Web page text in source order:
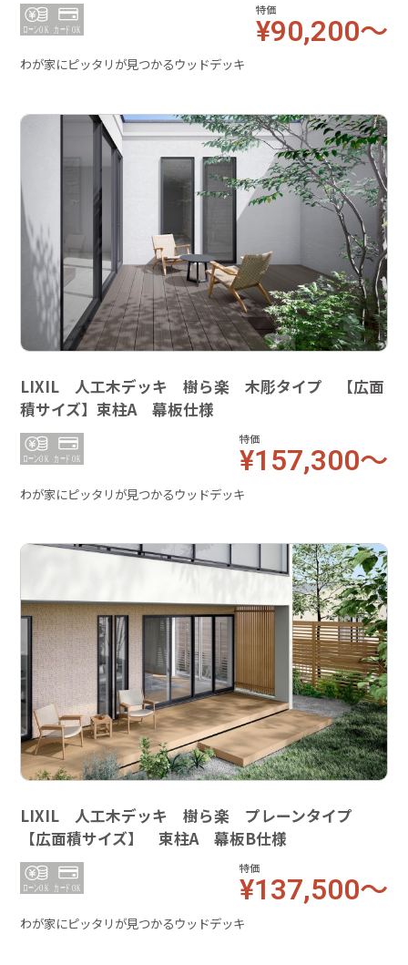
特価
¥90,200～
わが家にピッタリが見つかるウッドデッキ
LIXIL 人工木デッキ 樹ら楽 木彫タイプ 【広面
積サイズ】束柱A 幕板仕様
特価
¥157,300～
わが家にピッタリが見つかるウッドデッキ
LIXIL 人工木デッキ 樹ら楽 プレーンタイプ
【広面積サイズ】 束柱A 幕板B仕様
特価
¥137,500～
わが家にピッタリが見つかるウッドデッキ